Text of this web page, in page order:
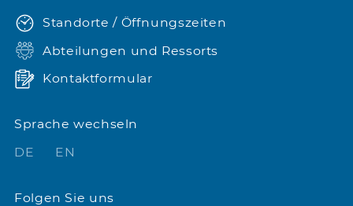
Standorte / Öffnungszeiten
Abteilungen und Ressorts
Kontaktformular
Sprache wechseln
DE
EN
Folgen Sie uns